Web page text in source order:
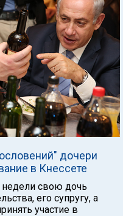
дочери
в Кнессете
свою дочь
его супругу, а
участие в